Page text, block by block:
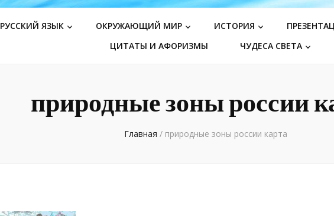
РУССКИЙ ЯЗЫК ОКРУЖАЮЩИЙ МИР ИСТОРИЯ
ЦИТАТЫ И АФОРИЗМЫ
ЧУДЕСА СВЕТА
природные зоны россии
Главная / природные зоны россии карта